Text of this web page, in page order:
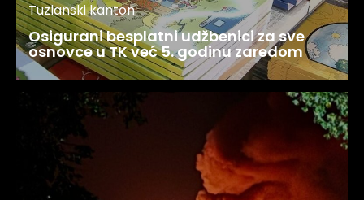
Tuzlanski kanton
Osigurani besplatni udžbenici za sve
osnovce u TK već 5. godinu zaredom